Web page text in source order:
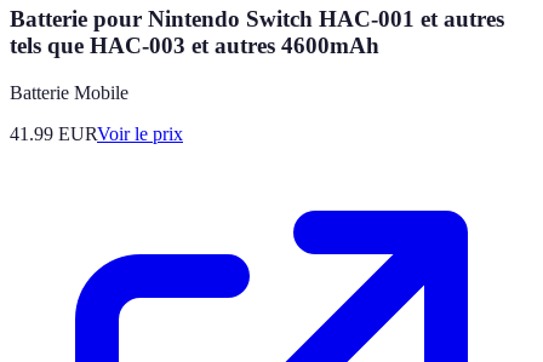
Batterie pour Nintendo Switch HAC-001 et autres
tels que HAC-003 et autres 4600mAh
Batterie Mobile
41.99 EURVoir le prix